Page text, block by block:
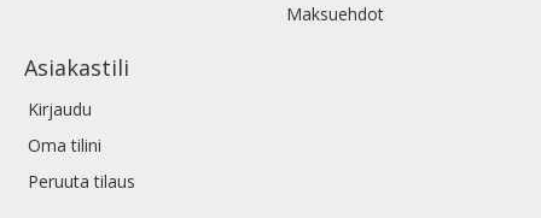
Maksuehdot
Asiakastili
Kirjaudu
Oma tilini
Peruuta tilaus